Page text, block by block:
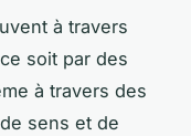
à travers
soit par des
à travers des
sens et de